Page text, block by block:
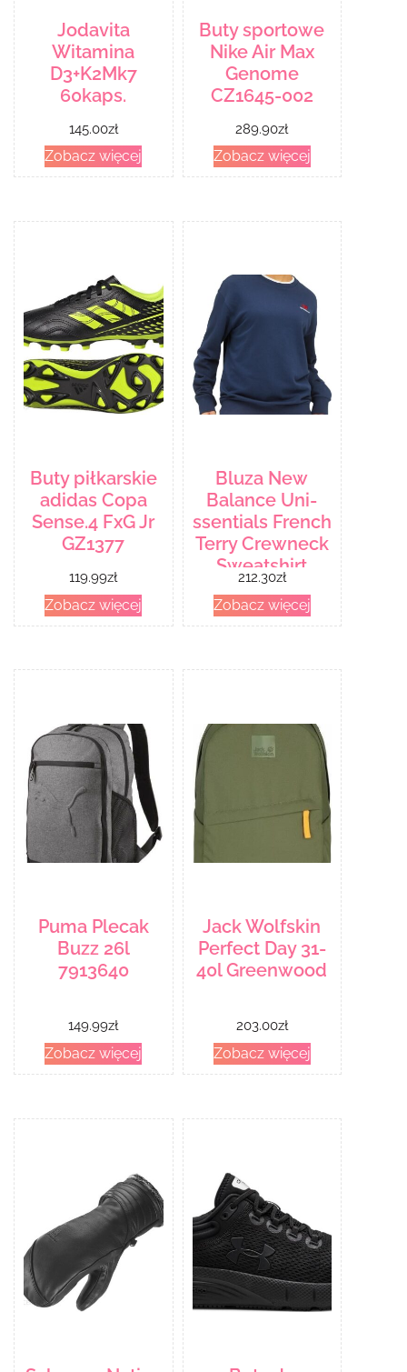
Jodavita
Witamina
D3+K2Mk7
60kaps.
145.00zł
Zobacz więcej
Buty sportowe
Nike Air Max
Genome
CZ1645-002
289.90zł
Zobacz więcej
Buty piłkarskie
adidas Copa
Sense.4 FxG Jr
GZ1377
119.99zł
Zobacz więcej
Bluza New
Balance Uni-
ssentials French
Terry Crewneck
Sweatshirt
212.30zł
Zobacz więcej
Puma Plecak
Buzz 26l
7913640
149.99zł
Zobacz więcej
Jack Wolfskin
Perfect Day 31-
40l Greenwood
203.00zł
Zobacz więcej